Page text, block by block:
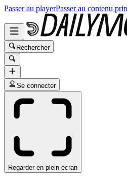
Passer au playerPasser au contenu
Rechercher
Se connecter
Regarder en plein écran